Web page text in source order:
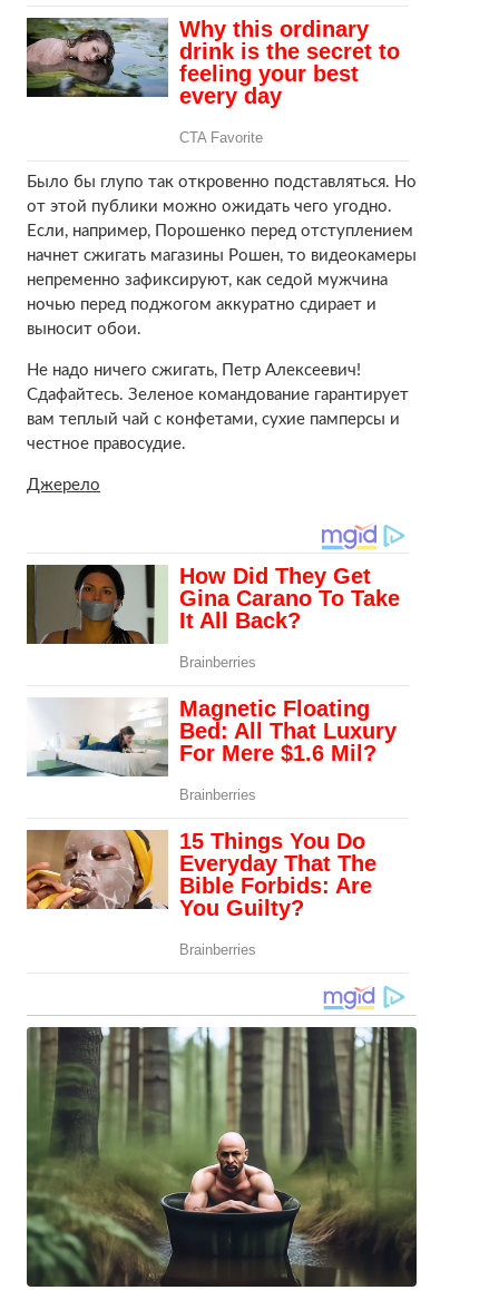
Было бы глупо так откровенно подставляться. Но
от этой публики можно ожидать чего угодно.
Если, например, Порошенко перед отступлением
начнет сжигать магазины Рошен, то видеокамеры
непременно зафиксируют, как седой мужчина
ночью перед поджогом аккуратно сдирает и
выносит обои.
Не надо ничего сжигать, Петр Алексеевич!
Сдафайтесь. Зеленое командование гарантирует
вам теплый чай с конфетами, сухие памперсы и
честное правосудие.
Джерело